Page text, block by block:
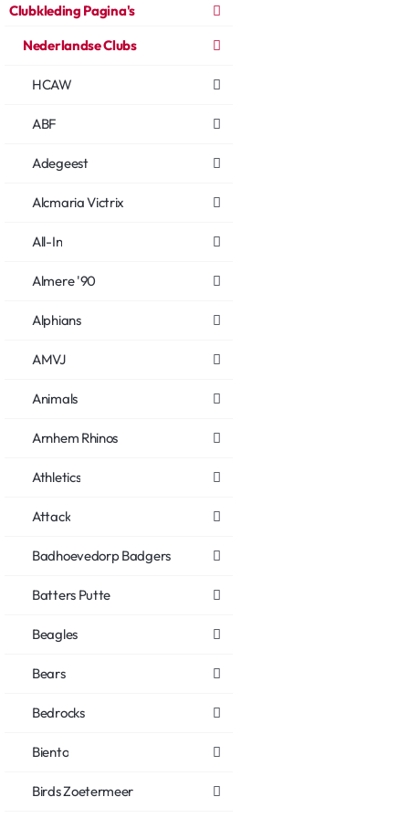
Clubkleding Pagina's
Nederlandse Clubs
HCAW
ABF
Adegeest
Alcmaria Victrix
All-In
Almere '90
Alphians
AMVJ
Animals
Arnhem Rhinos
Athletics
Attack
Badhoevedorp Badgers
Batters Putte
Beagles
Bears
Bedrocks
Biento
Birds Zoetermeer